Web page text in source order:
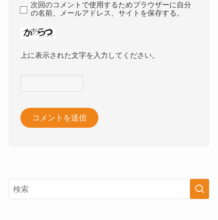
次回のコメントで使用するためブラウザーに自分
の名前、メールアドレス、サイトを保存する。
上に表示された文字を入力してください。